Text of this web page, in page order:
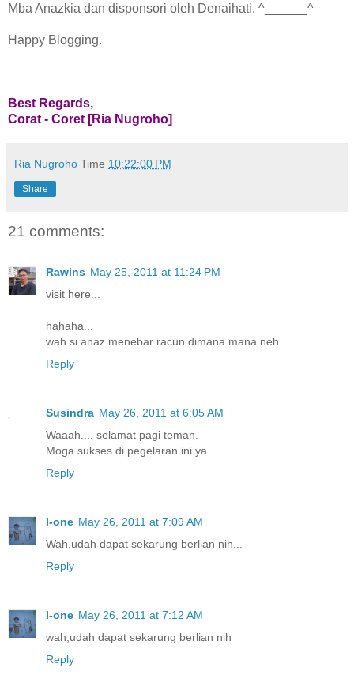
Mba Anazkia dan disponsori oleh Denaihati. ^______^
Happy Blogging.
Best Regards,
Corat - Coret [Ria Nugroho]
Ria Nugroho Time 10:22:00 PM
Share
21 comments:
Rawins May 25, 2011 at 11:24 PM
visit here...
hahaha...
wah si anaz menebar racun dimana mana neh...
Reply
Susindra May 26, 2011 at 6:05 AM
Waaah.... selamat pagi teman.
Moga sukses di pegelaran ini ya.
Reply
I-one May 26, 2011 at 7:09 AM
Wah,udah dapat sekarung berlian nih...
Reply
I-one May 26, 2011 at 7:12 AM
wah,udah dapat sekarung berlian nih
Reply